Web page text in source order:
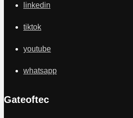
linkedin
tiktok
youtube
whatsapp
Gateoftec